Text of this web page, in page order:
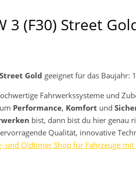
3 (F30) Street
Gold geeignet für das Baujahr:
Fahrwerkssysteme und
Performance, Komfort und
bist, dann bist du hier genau
Qualität, innovative
und Oldtimer Shop für Fahrzeuge mit